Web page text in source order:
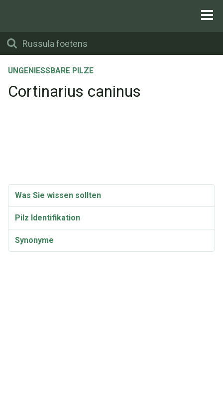
UNGENIESSBARE PILZE
Cortinarius caninus
Was Sie wissen sollten
Pilz Identifikation
Synonyme